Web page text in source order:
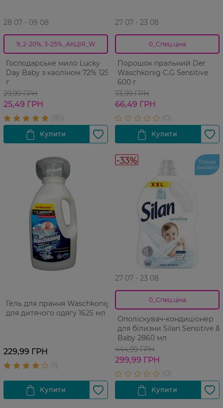
28 07 - 09 08
9_2-20%, 3-25%_АКЦІЯ_W
Господарське мило Lucky
Day Baby з каоліном 72% 125
г
29,99 ГРН
25,49 ГРН
27 07 - 23 08
0_Спец.ціна
Порошок пральний Der
Waschkonig C.G Sensitive
600 г
73,99 ГРН
66,49 ГРН
Гель для прання Waschkonig
для дитячого одягу 1625 мл
229,99 ГРН
-33% Тільки
онлайн
27 07 - 23 08
0_Спец.ціна
Ополіскувач-кондиціонер
для білизни Silan Sensitive &
Baby 2860 мл
444,99 ГРН
299,99 ГРН